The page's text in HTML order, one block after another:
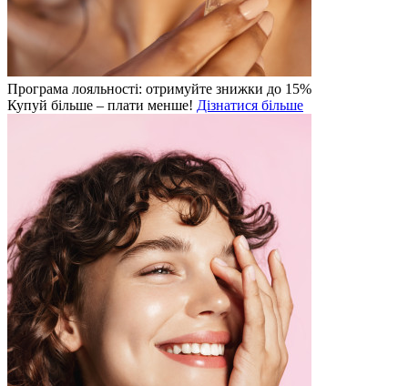
Програма лояльності: отримуйте знижки до 15%
Купуй більше – плати менше! Дізнатися більше